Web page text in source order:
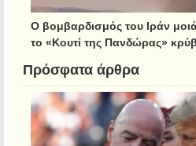
Ο βομβαρδισμός του Ιράν
το «Κουτί της Πανδώρας»
Πρόσφατα άρθρα